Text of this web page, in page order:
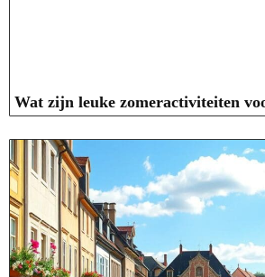
Wat zijn leuke zomeractiviteiten